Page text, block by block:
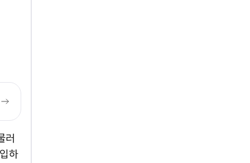
러
하